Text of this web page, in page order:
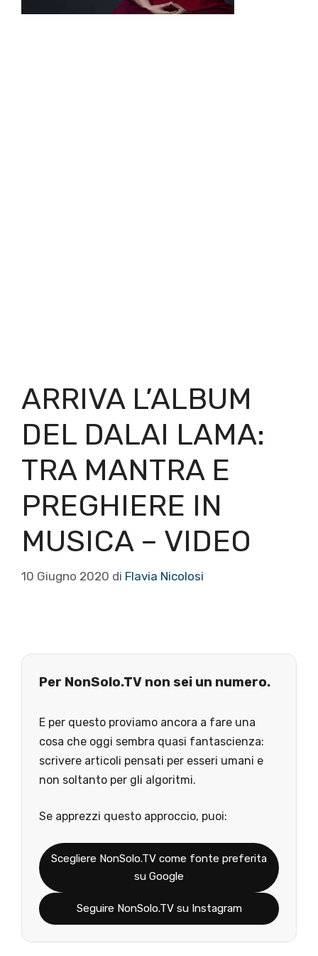
ARRIVA L’ALBUM
DEL DALAI LAMA:
TRA MANTRA E
PREGHIERE IN
MUSICA – VIDEO
10 Giugno 2020 di Flavia Nicolosi
Per NonSolo.TV non sei un numero.
E per questo proviamo ancora a fare una
cosa che oggi sembra quasi fantascienza:
scrivere articoli pensati per esseri umani e
non soltanto per gli algoritmi.
Se apprezzi questo approccio, puoi:
Scegliere NonSolo.TV come fonte preferita
su Google
Seguire NonSolo.TV su Instagram